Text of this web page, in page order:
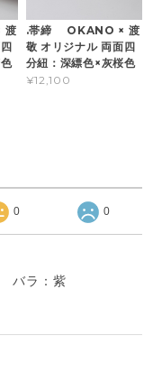
渡
.帯締 OKANO × 渡
敬 オリジナル 両面四
分紐：深縹色×灰桜色
¥12,100
0 0
バラ：紫